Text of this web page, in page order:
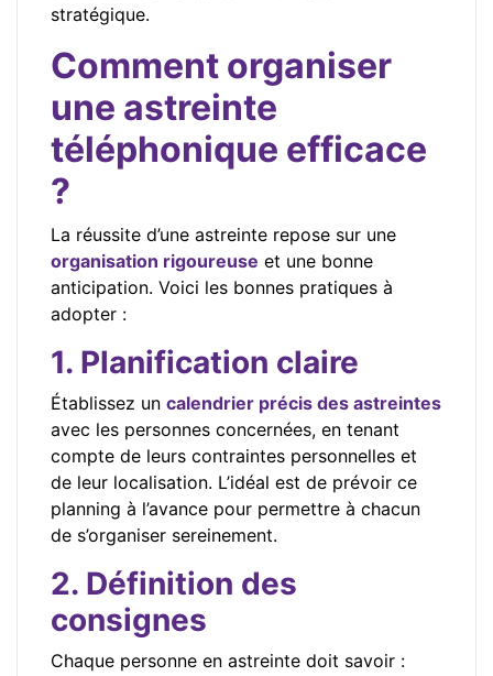
stratégique.
Comment organiser
une astreinte
téléphonique efficace
?
La réussite d’une astreinte repose sur une
organisation rigoureuse et une bonne
anticipation. Voici les bonnes pratiques à
adopter :
1. Planification claire
Établissez un calendrier précis des astreintes
avec les personnes concernées, en tenant
compte de leurs contraintes personnelles et
de leur localisation. L’idéal est de prévoir ce
planning à l’avance pour permettre à chacun
de s’organiser sereinement.
2. Définition des
consignes
Chaque personne en astreinte doit savoir :